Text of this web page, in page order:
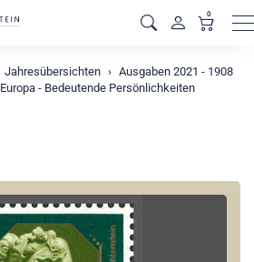
0
Jahresübersichten
Ausgaben 2021 - 1908
Europa - Bedeutende Persönlichkeiten